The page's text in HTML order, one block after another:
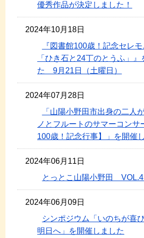
優秀作品が決定しました！
2024年10月18日
『図書館100歳！記念セレ
「ひき石と24丁のとうふ」
た 9月21日（土曜日）
2024年07月28日
「山陽小野田市出身の二
ノとフルートのサマーコンサ
100歳！記念行事】」を開催
2024年06月11日
とっとこ山陽小野田 VOL.4
2024年06月09日
シンポジウム「いのちが喜
明日へ」を開催しました